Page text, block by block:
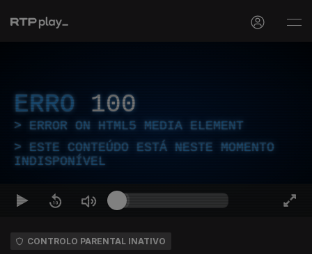
ERRO 100
ERROR ON HTML5 MEDIA ELEMENT
ESTE CONTEÚDO ESTÁ NESTE MOMENTO
INDISPONÍVEL
CONTROLO PARENTAL INATIVO